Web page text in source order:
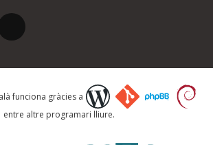
electrònic *
funciona gràcies a
entre altre programari lliure.